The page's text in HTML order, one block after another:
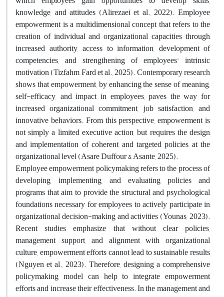
knowledge, and attitudes (Alirezaei et al., 2022). Employee
empowerment is a multidimensional concept that refers to the
creation of individual and organizational capacities through
increased authority, access to information, development of
competencies, and strengthening of employees' intrinsic
motivation (Tizfahm Fard et al., 2025). Contemporary research
shows that empowerment, by enhancing the sense of meaning,
self-efficacy, and impact in employees, paves the way for
increased organizational commitment, job satisfaction, and
innovative behaviors. From this perspective, empowerment is
not simply a limited executive action, but requires the design
and implementation of coherent and targeted policies at the
organizational level (Asare Duffour & Asante, 2025).
Employee empowerment policymaking refers to the process of
developing, implementing, and evaluating policies and
programs that aim to provide the structural and psychological
foundations necessary for employees to actively participate in
organizational decision-making and activities (Younas, 2023).
Recent studies emphasize that without clear policies,
management support, and alignment with organizational
culture, empowerment efforts cannot lead to sustainable results
(Nguyen et al., 2023). Therefore, designing a comprehensive
policymaking model can help to integrate empowerment
efforts and increase their effectiveness. In the management and